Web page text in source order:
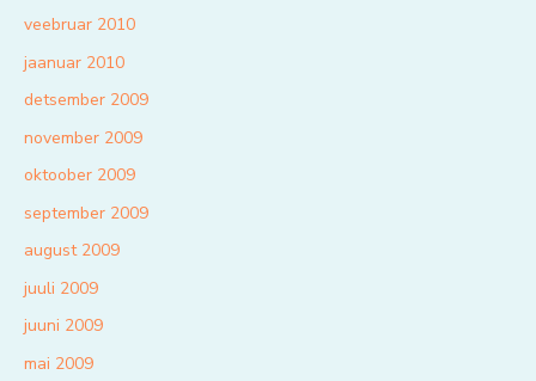
veebruar 2010
jaanuar 2010
detsember 2009
november 2009
oktoober 2009
september 2009
august 2009
juuli 2009
juuni 2009
mai 2009